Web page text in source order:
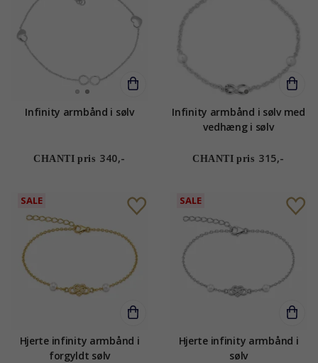
Infinity armbånd i sølv
CHANTI pris 340,-
Infinity armbånd i sølv med
vedhæng i sølv
CHANTI pris 315,-
SALE
Hjerte infinity armbånd i
forgyldt sølv
SALE
Hjerte infinity armbånd i
sølv